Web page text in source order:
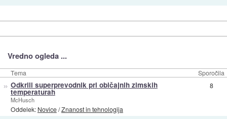
Vredno ogleda ...
Tema Sporočila
» Odkrili superprevodnik pri običajnih zimskih
temperaturah
McHusch
Oddelek: Novice/Znanost in tehnologija
8